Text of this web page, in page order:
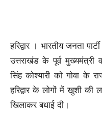
हरिद्वार । भारतीय जनता
उत्तराखंड के पूर्व मुख्यमंत्री
सिंह कोश्यारी को गोवा के
हरिद्वार के लोगों में खुशी
खिलाकर बधाई दी।